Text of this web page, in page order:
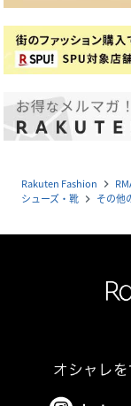
Rakuten Fashion navigate_next
シューズ・靴 navigate_next その他